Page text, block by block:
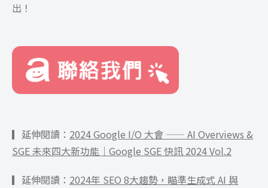
出！
▎ 延伸閱讀： 2024 Google I/O 大會 —— AI Overviews &
SGE 未來四大新功能｜Google SGE 快訊 2024 Vol.2
▎延伸閱讀： 2024年 SEO 8大趨勢，瞄準生成式 AI 與